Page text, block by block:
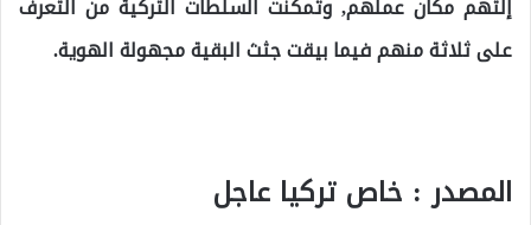
إلتهم مكان عملهم, وتمكنت السلطات التركية من التعرف
على ثلاثة منهم فيما بيقت جثث البقية مجهولة الهوية.
المصدر : خاص تركيا عاجل